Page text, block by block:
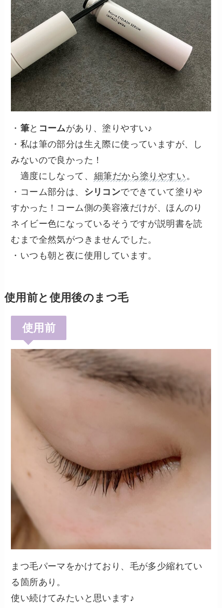
・ 筆と コームがあり、塗りやすい♪
・私は筆の部分は生え際に使っていますが、し
みないので良かった！
適度にしなって、 細筆だから塗りやすい 。
・コーム部分は、
シリコンでできていて塗りや
すかった！コーム側の美容液だけが、ほんのり
ネイビー色になっているそうですが説明書を読
むまで全然気がつきませんでした。
・いつも朝と夜に使用しています。
使用前と使用後のまつ毛
使用前
まつ毛パーマをかけており、毛が多少縮れてい
る箇所あり。
使い続けてみたいと思います♪